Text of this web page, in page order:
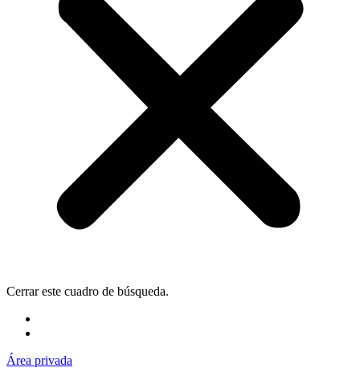
Cerrar este cuadro de búsqueda.
Área privada